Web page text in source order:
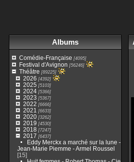
Albums
Comédie-Française [4095]
Festival d'Avignon [56246]
Théâtre [89225]
2026 [4392]
2025 [5103]
2024[5366]
2023 [5367]
2022 [6666]
2021 [6633]
2020[3262]
2019 [4530]
2018 [7247]
2017 [6437]
Eddy Merckx a marché sur la lune -
Jean-Marie Piemme - Armel Roussel
[15]